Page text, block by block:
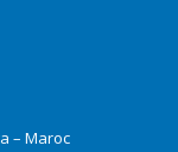
– Maroc